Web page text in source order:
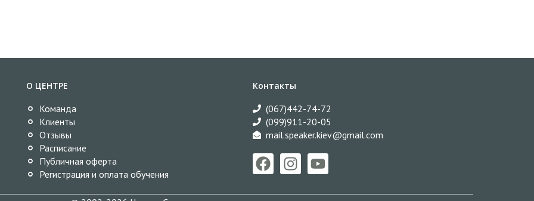
О ЦЕНТРЕ
Команда
Клиенты
Отзывы
Расписание
Публичная оферта
Регистрация и оплата обучения
Контакты
(067)442-74-72
(099)911-20-05
mail.speaker.kiev@gmail.com​